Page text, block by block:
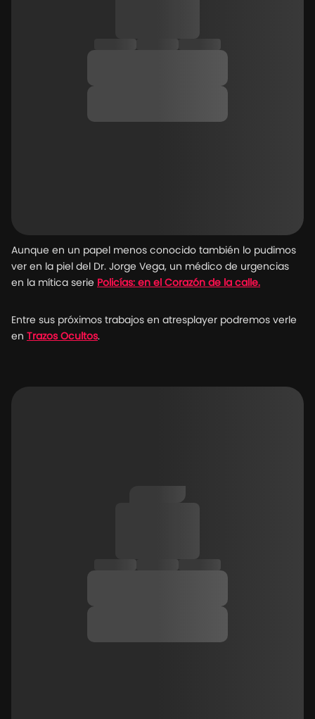
Aunque en un papel menos conocido también lo pudimos
ver en la piel del Dr. Jorge Vega, un médico de urgencias
en la mítica serie Policías: en el Corazón de la calle.
Entre sus próximos trabajos en atresplayer podremos verle
en Trazos Ocultos.